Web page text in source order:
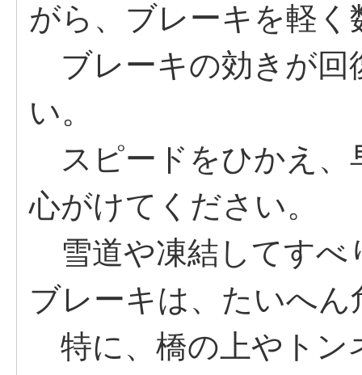
がら、ブレーキを軽く
ブレーキの効きが回
い。
スピードをひかえ、
心がけてください。
雪道や凍結してすべ
ブレーキは、たいへん
特に、橋の上やトン